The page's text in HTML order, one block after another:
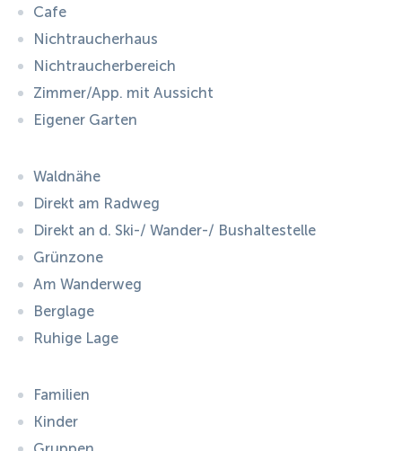
Cafe
Nichtraucherhaus
Nichtraucherbereich
Zimmer/App. mit Aussicht
Eigener Garten
Waldnähe
Direkt am Radweg
Direkt an d. Ski-/ Wander-/ Bushaltestelle
Grünzone
Am Wanderweg
Berglage
Ruhige Lage
Familien
Kinder